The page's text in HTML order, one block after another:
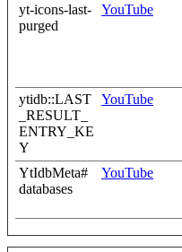
yt-icons-last-
purged
YouTube
ytidb::LAST
_RESULT_
ENTRY_KE
Y
YouTube
YtIdbMeta#
databases
YouTube